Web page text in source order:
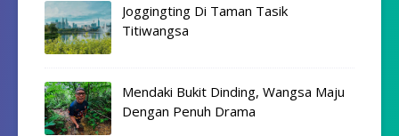
Joggingting Di Taman Tasik
Titiwangsa
Mendaki Bukit Dinding, Wangsa Maju
Dengan Penuh Drama